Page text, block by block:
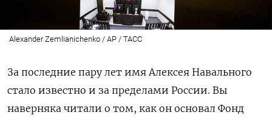
Alexander Zemlianichenko / AP / ТАСС
За последние пару лет имя Алексея Навального
стало известно и за пределами России. Вы
наверняка читали о том, как он основал Фонд